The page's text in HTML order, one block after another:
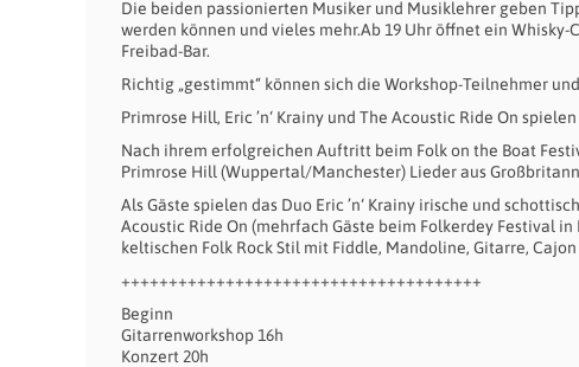
Die beiden passionierten Musiker und Musiklehrer geben
werden können und vieles mehr.Ab 19 Uhr öffnet ein
Freibad-Bar.
Richtig „gestimmt“ können sich die Workshop-Teilnehmer
Primrose Hill, Eric ’n‘ Krainy und The Acoustic Ride On
Nach ihrem erfolgreichen Auftritt beim Folk on the Boat
Primrose Hill (Wuppertal/Manchester) Lieder aus
Als Gäste spielen das Duo Eric ’n‘ Krainy irische und
Acoustic Ride On (mehrfach Gäste beim Folkerdey Festival
keltischen Folk Rock Stil mit Fiddle, Mandoline, Gitarre, Cajon
++++++++++++++++++++++++++++++++++++++
Beginn
Gitarrenworkshop 16h
Konzert 20h